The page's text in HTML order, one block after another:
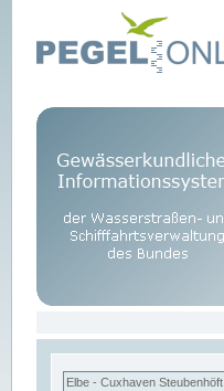
Elbe - Cuxhaven Steubenhöft